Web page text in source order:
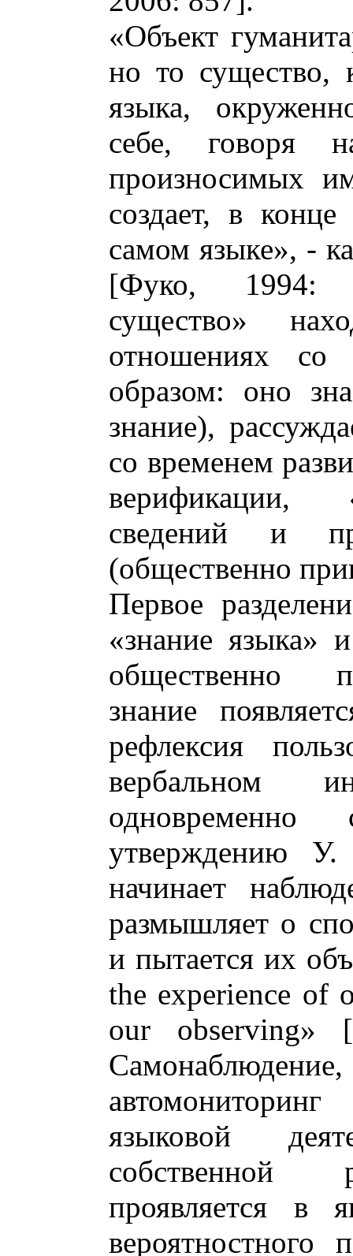
«Объект
но то существо,
языка,
себе, говоря
произносимых
создает, в
самом языке», -
[Фуко, 1994:
существо»
отношениях со
образом: оно
знание),
со временем
верификации,
сведений и
(общественно
Первое
«знание языка»
общественно
знание
рефлексия
вербальном
утверждению У.
начинает
размышляет о
и пытается их
the experience of
our observing»
языковой
собственной
проявляется в
вероятностного